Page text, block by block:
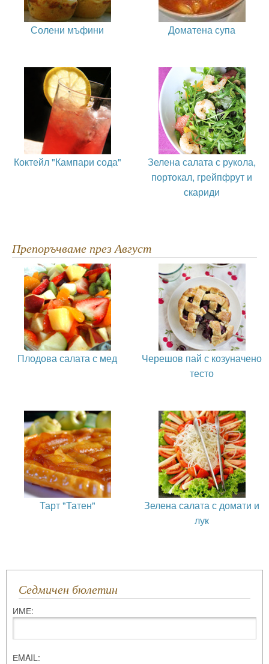
Солени мъфини Доматена супа
Коктейл "Кампари сода"
Зелена салата с рукола,
портокал, грейпфрут и
скариди
Препоръчваме през Август
Плодова салата с мед
Черешов пай с козуначено
тесто
Тарт "Татен"
Зелена салата с домати и
лук
Седмичен бюлетин
ИМЕ:
ЕMAIL: